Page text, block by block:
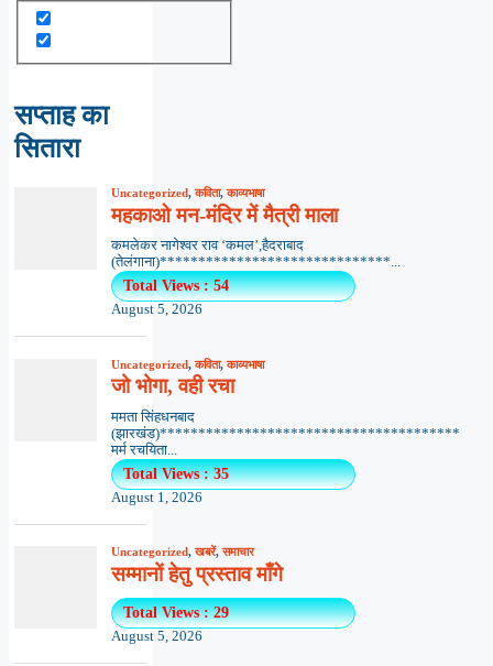
सप्ताह का
सितारा
Uncategorized,कविता,काव्यभाषा
महकाओ मन-मंदिर में मैत्री माला
कमलेकर नागेश्वर राव ‘कमल’,हैदराबाद
(तेलंगाना)******************************...
Total Views : 54
August 5, 2026
Uncategorized,कविता,काव्यभाषा
जो भोगा, वही रचा
ममता सिंहधनबाद
(झारखंड)***************************************
मर्म रचयिता...
Total Views : 35
August 1, 2026
Uncategorized,खबरें,समाचार
सम्मानों हेतु प्रस्ताव माँगे
Total Views : 29
August 5, 2026